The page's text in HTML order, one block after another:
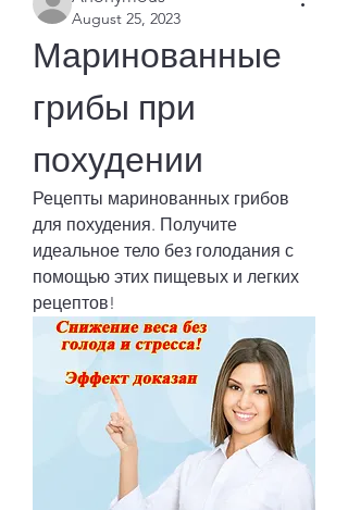
August 25, 2023
Маринованные
грибы при
похудении
Рецепты маринованных грибов
для похудения. Получите
идеальное тело без голодания с
помощью этих пищевых и легких
рецептов!